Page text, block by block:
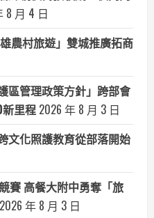
8 月 4 日
農村旅遊」雙城推廣拓商
區管理政策方針」跨部會
里程 2026 年 8 月 3 日
化照護教育從部落開始
賽 高餐大附中勇奪「旅
2026 年 8 月 3 日